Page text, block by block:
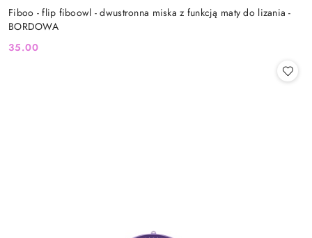
Fiboo - flip fiboowl - dwustronna miska z funkcją maty do lizania -
BORDOWA
Cena:
35.00